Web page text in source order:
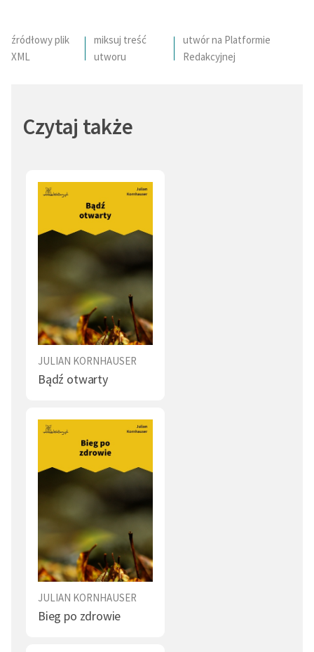
źródłowy plik
XML
miksuj treść
utworu
utwór na Platformie
Redakcyjnej
Czytaj także
JULIAN KORNHAUSER
Bądź otwarty
JULIAN KORNHAUSER
Bieg po zdrowie